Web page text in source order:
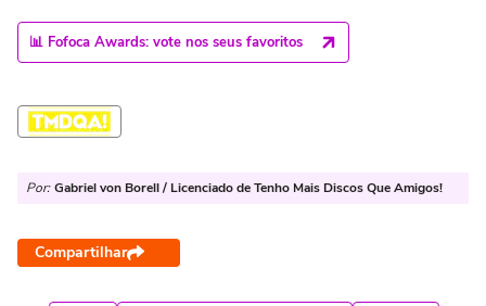
📊 Fofoca Awards: vote nos seus favoritos
Por: Gabriel von Borell / Licenciado de Tenho Mais Discos Que Amigos!
Compartilhar